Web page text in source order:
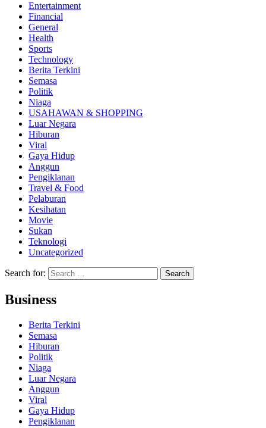
Entertainment
Financial
General
Health
Sports
Technology
Berita Terkini
Semasa
Politik
Niaga
USAHAWAN & SHOPPING
Luar Negara
Hiburan
Viral
Gaya Hidup
Anggun
Pengiklanan
Travel & Food
Pelaburan
Kesihatan
Movie
Sukan
Teknologi
Uncategorized
Search for:
Business
Berita Terkini
Semasa
Hiburan
Politik
Niaga
Luar Negara
Anggun
Viral
Gaya Hidup
Pengiklanan